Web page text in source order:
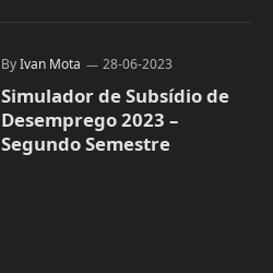
ByIvan Mota 28-06-2023
Simulador de Subsídio de
Desemprego 2023 –
Segundo Semestre